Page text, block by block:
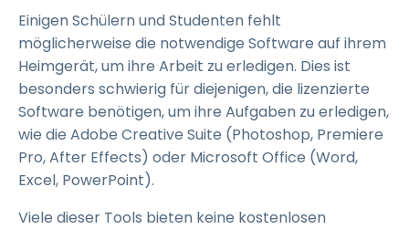
Einigen Schülern und Studenten fehlt
möglicherweise die notwendige Software auf ihrem
Heimgerät, um ihre Arbeit zu erledigen. Dies ist
besonders schwierig für diejenigen, die lizenzierte
Software benötigen, um ihre Aufgaben zu erledigen,
wie die Adobe Creative Suite (Photoshop, Premiere
Pro, After Effects) oder Microsoft Office (Word,
Excel, PowerPoint).
Viele dieser Tools bieten keine kostenlosen